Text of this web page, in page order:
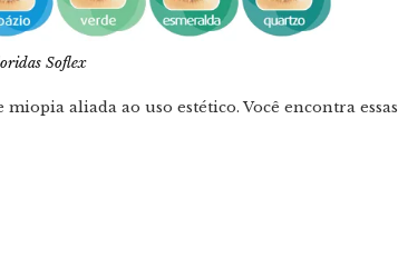
Soflex
aliada ao uso estético. Você encontra essas